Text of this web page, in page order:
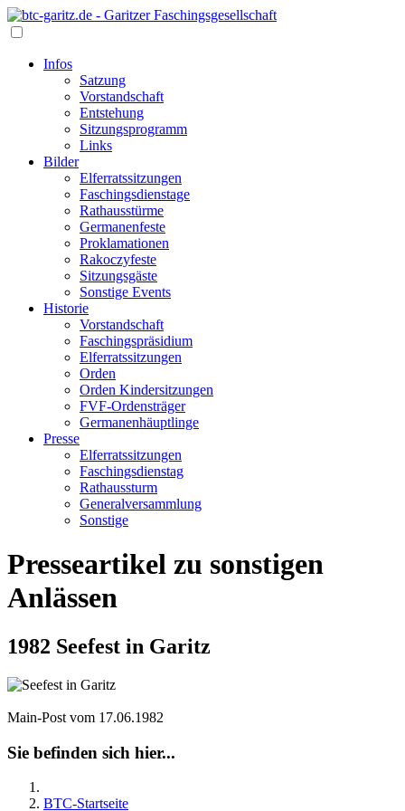
Infos
Satzung
Vorstandschaft
Entstehung
Sitzungsprogramm
Links
Bilder
Elferratssitzungen
Faschingsdienstage
Rathausstürme
Germanenfeste
Proklamationen
Rakoczyfeste
Sitzungsgäste
Sonstige Events
Historie
Vorstandschaft
Faschingspräsidium
Elferratssitzungen
Orden
Orden Kindersitzungen
FVF-Ordensträger
Germanenhäuptlinge
Presse
Elferratssitzungen
Faschingsdienstag
Rathaussturm
Generalversammlung
Sonstige
Presseartikel zu sonstigen
Anlässen
1982 Seefest in Garitz
Main-Post vom 17.06.1982
Sie befinden sich hier...
BTC-Startseite